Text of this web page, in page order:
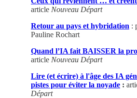
article Nouveau Départ
Retour au pays et hybridation :
Pauline Rochart
Quand l’IA fait BAISSER la
article Nouveau Départ
Lire (et écrire) à l'âge des IA
pistes pour éviter la noyade :
Départ